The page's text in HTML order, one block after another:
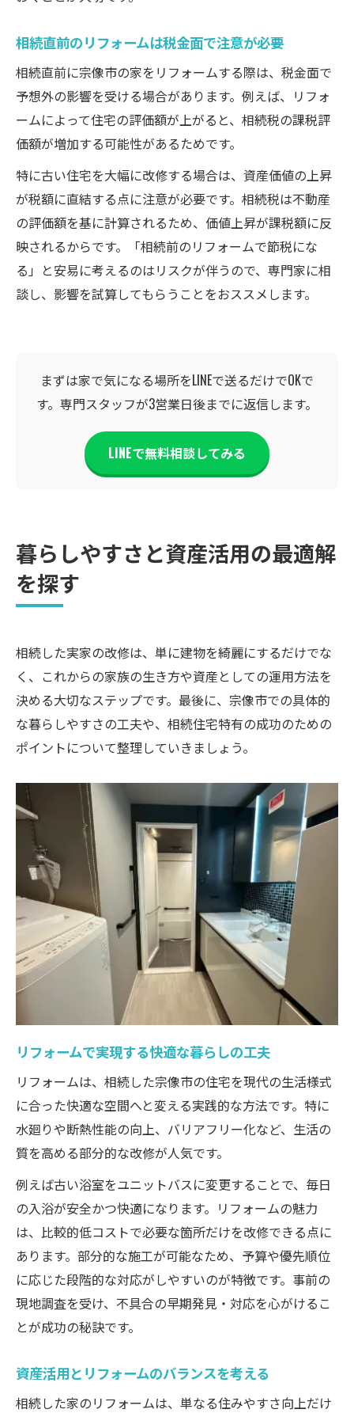
相続直前のリフォームは税金面で注意が必要
相続直前に宗像市の家をリフォームする際は、税金面で
予想外の影響を受ける場合があります。例えば、リフォ
ームによって住宅の評価額が上がると、相続税の課税評
価額が増加する可能性があるためです。
特に古い住宅を大幅に改修する場合は、資産価値の上昇
が税額に直結する点に注意が必要です。相続税は不動産
の評価額を基に計算されるため、価値上昇が課税額に反
映されるからです。「相続前のリフォームで節税にな
る」と安易に考えるのはリスクが伴うので、専門家に相
談し、影響を試算してもらうことをおススメします。
まずは家で気になる場所をLINEで送るだけでOKで
す。専門スタッフが3営業日後までに返信します。
LINEで無料相談してみる
暮らしやすさと資産活用の最適解
を探す
相続した実家の改修は、単に建物を綺麗にするだけでな
く、これからの家族の生き方や資産としての運用方法を
決める大切なステップです。最後に、宗像市での具体的
な暮らしやすさの工夫や、相続住宅特有の成功のための
ポイントについて整理していきましょう。
リフォームで実現する快適な暮らしの工夫
リフォームは、相続した宗像市の住宅を現代の生活様式
に合った快適な空間へと変える実践的な方法です。特に
水廻りや断熱性能の向上、バリアフリー化など、生活の
質を高める部分的な改修が人気です。
例えば古い浴室をユニットバスに変更することで、毎日
の入浴が安全かつ快適になります。リフォームの魅力
は、比較的低コストで必要な箇所だけを改修できる点に
あります。部分的な施工が可能なため、予算や優先順位
に応じた段階的な対応がしやすいのが特徴です。事前の
現地調査を受け、不具合の早期発見・対応を心がけるこ
とが成功の秘訣です。
資産活用とリフォームのバランスを考える
相続した家のリフォームは、単なる住みやすさ向上だけ